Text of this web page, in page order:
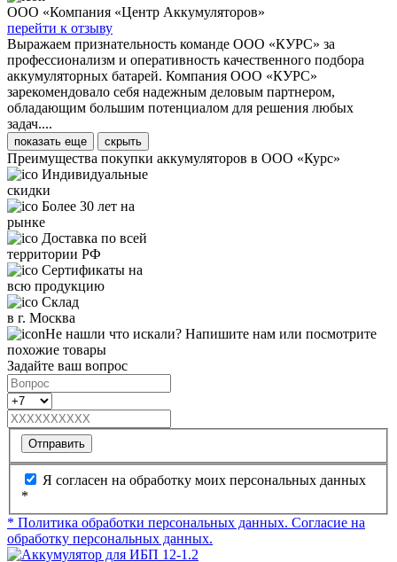
ООО «Компания «Центр Аккумуляторов»
перейти к отзыву
Выражаем признательность команде ООО «КУРС» за
профессионализм и оперативность качественного подбора
аккумуляторных батарей. Компания ООО «КУРС»
зарекомендовало себя надежным деловым партнером,
обладающим большим потенциалом для решения любых
задач....
показать еще скрыть
Преимущества покупки аккумуляторов в ООО «Курс»
Индивидуальные
скидки
Более 30 лет на
рынке
Доставка по всей
территории РФ
Сертификаты на
всю продукцию
Склад
в г. Москва
Не нашли что искали? Напишите нам или посмотрите
похожие товары
Задайте ваш вопрос
Отправить
Я согласен на обработку моих персональных данных
*
* Политика обработки персональных данных. Согласие на
обработку персональных данных.